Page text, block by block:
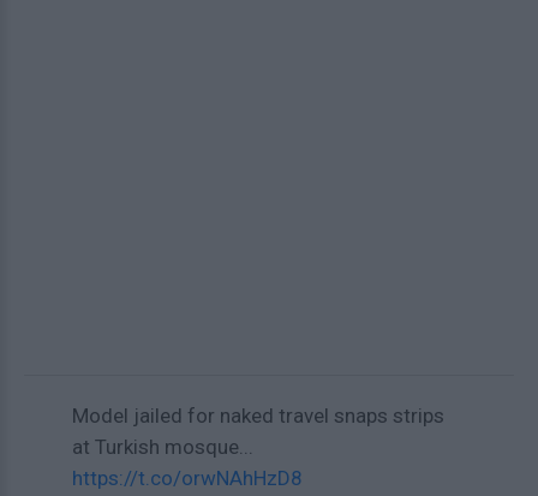
Model jailed for naked travel snaps strips
at Turkish mosque...
https://t.co/orwNAhHzD8